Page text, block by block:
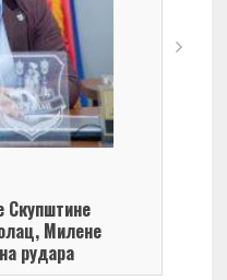
Скупштине
Милене
рудара